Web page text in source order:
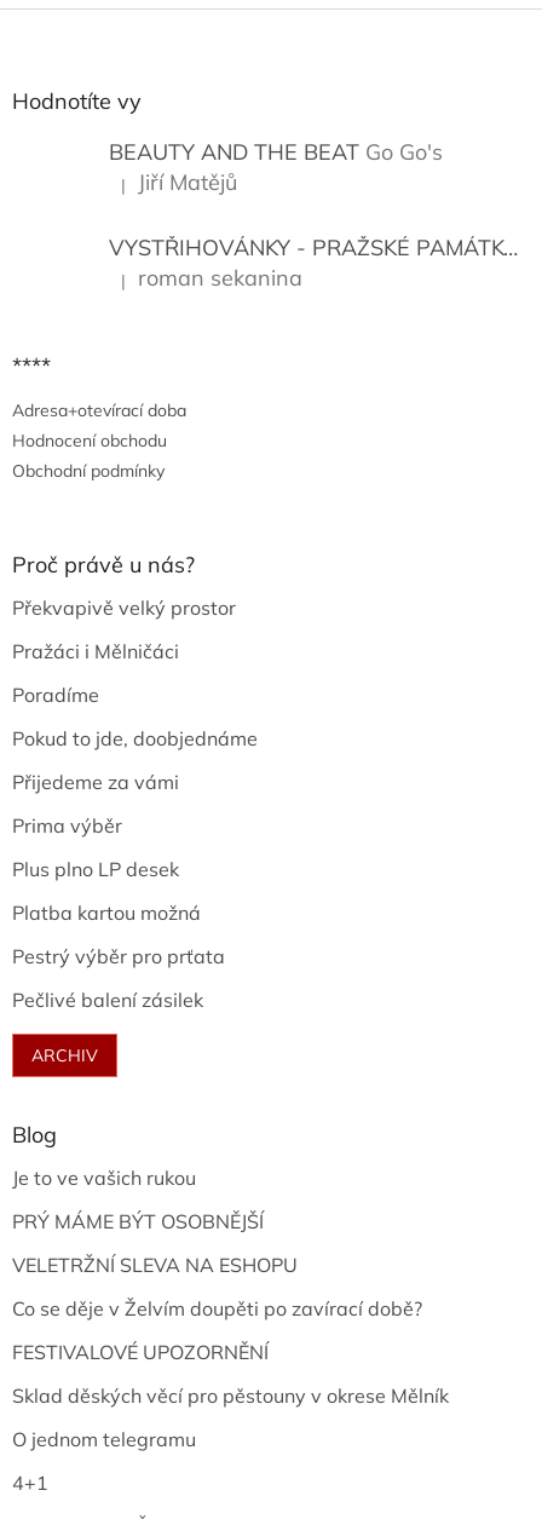
Hodnotíte vy
BEAUTY AND THE BEAT Go Go's
Hodnocení produktu je 5 z 5 hvězdiček.
| Jiří Matějů
VYSTŘIHOVÁNKY - PRAŽSKÉ PAMÁTKY
Hodnocení produktu je 5 z 5 hvězdiček.
| roman sekanina
****
Adresa+otevírací doba
Hodnocení obchodu
Obchodní podmínky
Proč právě u nás?
Překvapivě velký prostor
Pražáci i Mělničáci
Poradíme
Pokud to jde, doobjednáme
Přijedeme za vámi
Prima výběr
Plus plno LP desek
Platba kartou možná
Pestrý výběr pro prťata
Pečlivé balení zásilek
ARCHIV
Blog
Je to ve vašich rukou
PRÝ MÁME BÝT OSOBNĚJŠÍ
VELETRŽNÍ SLEVA NA ESHOPU
Co se děje v Želvím doupěti po zavírací době?
FESTIVALOVÉ UPOZORNĚNÍ
Sklad děských věcí pro pěstouny v okrese Mělník
O jednom telegramu
4+1